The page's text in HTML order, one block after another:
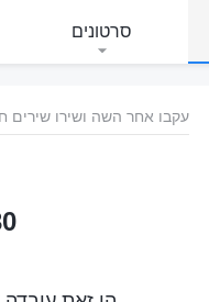
סרטונים
עקבו אחר השה ושירו שירים
630 כל